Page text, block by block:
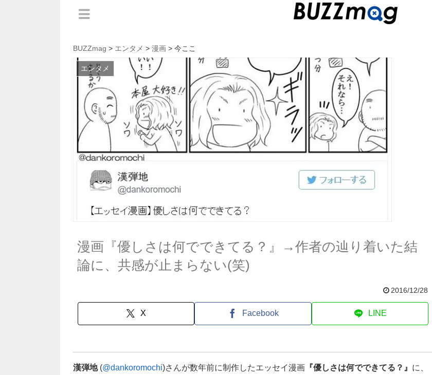
BUZZmag > エンタメ > 漫画 > 今ここ
エンタメ
漫画『優しさは何でできてる？』→作者の辿り着いた結
論に、共感が止まらない(笑)
2016/12/28
X Facebook LINE
漢弾地(@dankoromochi)さんが数年前に制作したエッセイ漫画 『優しさは何でできてる？』 に、